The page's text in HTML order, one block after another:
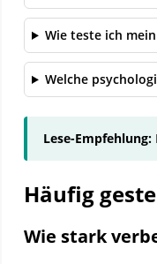
Wie teste ich
Welche
Lese-Empfehlung:
Häufig
Wie stark